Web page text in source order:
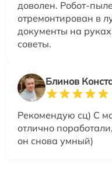
доволен. Робот-
отремонтирован в
документы на
советы.
Блинов
Рекомендую сц) С
отлично
он снова умный)